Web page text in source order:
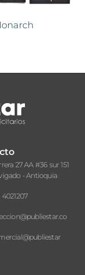
27 AA #36 sur 151
- Antioquia
4021207